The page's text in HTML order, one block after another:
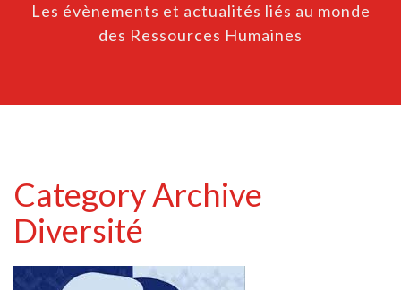
Les évènements et actualités liés au monde
des Ressources Humaines
Category Archive
Diversité